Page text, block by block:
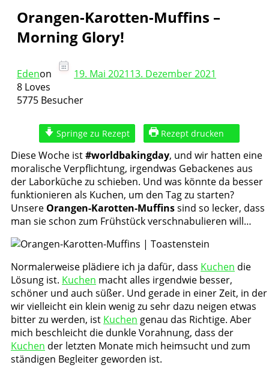
Orangen-Karotten-Muffins –
Morning Glory!
Edenon 19. Mai 202113. Dezember 2021
8 Loves
5775 Besucher
Springe zu Rezept Rezept drucken
Diese Woche ist#worldbakingday, und wir hatten eine
moralische Verpflichtung, irgendwas Gebackenes aus
der Laborküche zu schieben. Und was könnte da besser
funktionieren als Kuchen, um den Tag zu starten?
Unsere Orangen-Karotten-Muffinssind so lecker, dass
man sie schon zum Frühstück verschnabulieren will…
Normalerweise plädiere ich ja dafür, dass Kuchen die
Lösung ist. Kuchen macht alles irgendwie besser,
schöner und auch süßer. Und gerade in einer Zeit, in der
wir vielleicht ein klein wenig zu sehr dazu neigen etwas
bitter zu werden, ist Kuchen genau das Richtige. Aber
mich beschleicht die dunkle Vorahnung, dass der
Kuchen der letzten Monate mich heimsucht und zum
ständigen Begleiter geworden ist.